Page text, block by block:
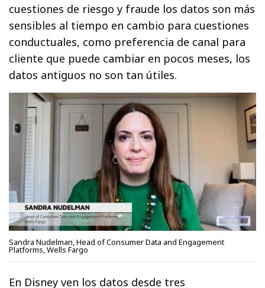
cuestiones de riesgo y fraude los datos son más
sensibles al tiempo en cambio para cuestiones
conductuales, como preferencia de canal para
cliente que puede cambiar en pocos meses, los
datos antiguos no son tan útiles.
Sandra Nudelman, Head of Consumer Data and Engagement
Platforms, Wells Fargo
En Disney ven los datos desde tres